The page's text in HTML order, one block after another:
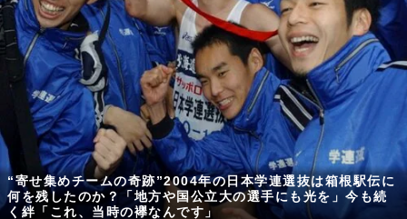
“寄せ集めチームの奇跡”2004年の日本学連選抜は箱根駅伝に
何を残したのか？「地方や国公立大の選手にも光を」今も続
く絆「これ、当時の襷なんです」